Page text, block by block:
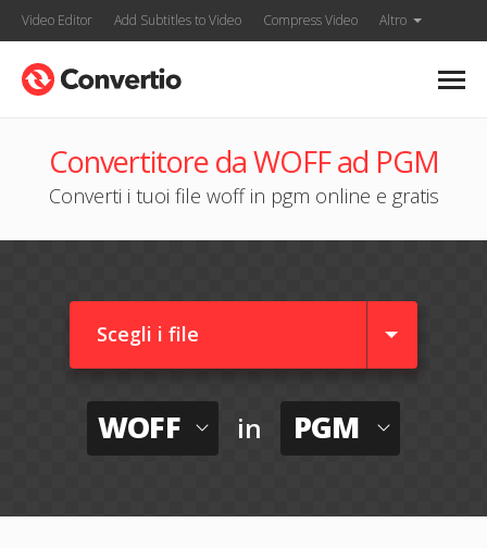
Video Editor Add Subtitles to Video Compress Video Altro
Convertitore da WOFF ad PGM
Converti i tuoi file woff in pgm online e gratis
Scegli i file
WOFF in PGM